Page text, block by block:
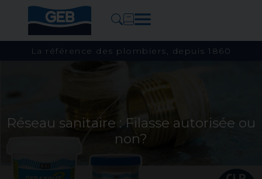
La référence des plombiers, depuis 1860
Réseau sanitaire : Filasse autorisée ou
non?